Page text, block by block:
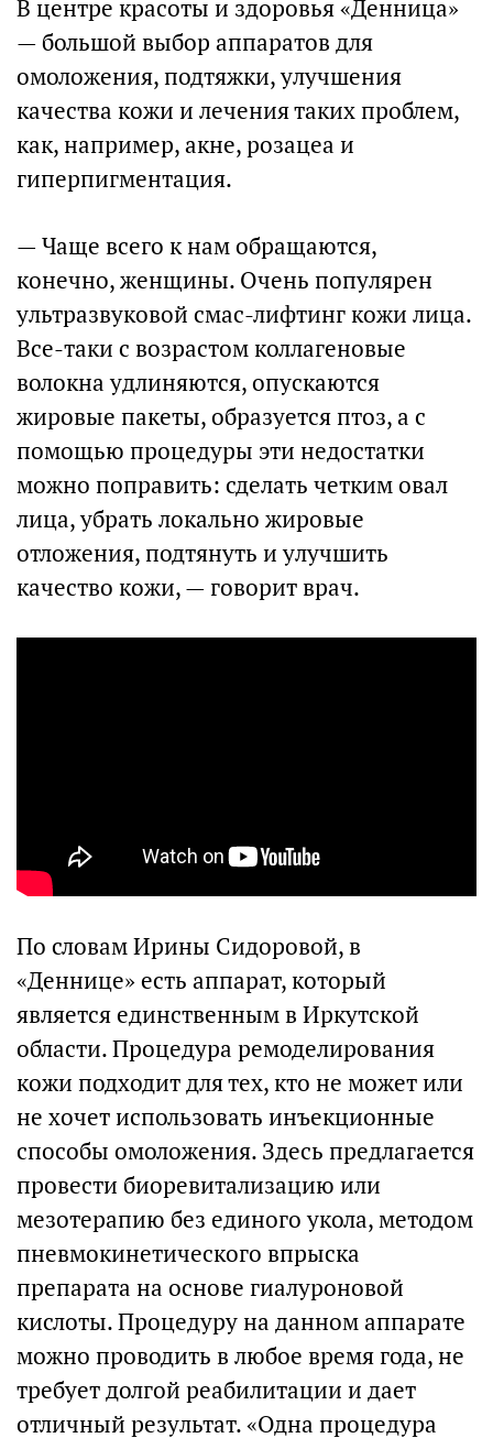
В центре красоты и здоровья «Денница»
— большой выбор аппаратов для
омоложения, подтяжки, улучшения
качества кожи и лечения таких проблем,
как, например, акне, розацеа и
гиперпигментация.
— Чаще всего к нам обращаются,
конечно, женщины. Очень популярен
ультразвуковой смас-лифтинг кожи лица.
Все-таки с возрастом коллагеновые
волокна удлиняются, опускаются
жировые пакеты, образуется птоз, а с
помощью процедуры эти недостатки
можно поправить: сделать четким овал
лица, убрать локально жировые
отложения, подтянуть и улучшить
качество кожи, — говорит врач.
По словам Ирины Сидоровой, в
«Деннице» есть аппарат, который
является единственным в Иркутской
области. Процедура ремоделирования
кожи подходит для тех, кто не может или
не хочет использовать инъекционные
способы омоложения. Здесь предлагается
провести биоревитализацию или
мезотерапию без единого укола, методом
пневмокинетического впрыска
препарата на основе гиалуроновой
кислоты. Процедуру на данном аппарате
можно проводить в любое время года, не
требует долгой реабилитации и дает
отличный результат. «Одна процедура